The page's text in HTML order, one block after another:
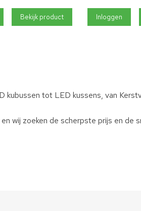
Bekijk product Inloggen
kubussen tot LED kussens, van
wij zoeken de scherpste prijs en de